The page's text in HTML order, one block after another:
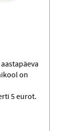
on
5 eurot.